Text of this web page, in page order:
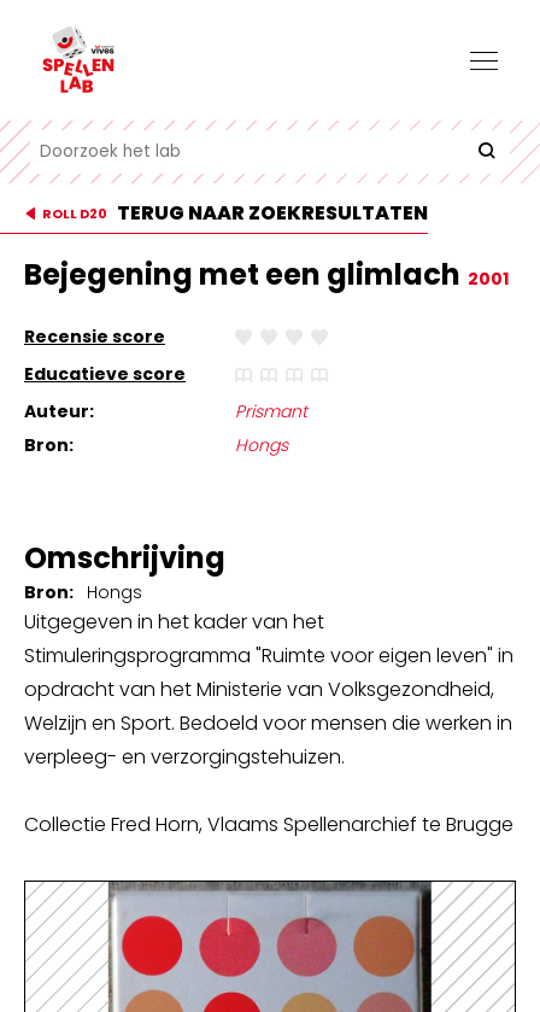
ROLL D20 TERUG NAAR ZOEKRESULTATEN
Bejegening met een glimlach 2001
Recensie score
Educatieve score
Auteur:
Prismant
Bron:
Hongs
Omschrijving
Bron: Hongs
Uitgegeven in het kader van het
Stimuleringsprogramma "Ruimte voor eigen leven" in
opdracht van het Ministerie van Volksgezondheid,
Welzijn en Sport. Bedoeld voor mensen die werken in
verpleeg- en verzorgingstehuizen.
Collectie Fred Horn, Vlaams Spellenarchief te Brugge